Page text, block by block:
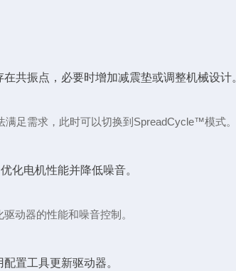
共振点，必要时增加减震垫或调整机械设计。
足需求，此时可以切换到SpreadCycle™模式。
化电机性能并降低噪音。
动器的性能和噪音控制。
置工具更新驱动器。